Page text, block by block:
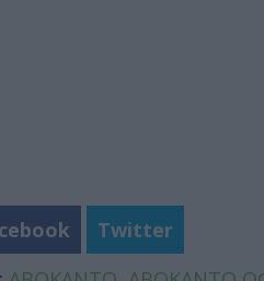
Twitter